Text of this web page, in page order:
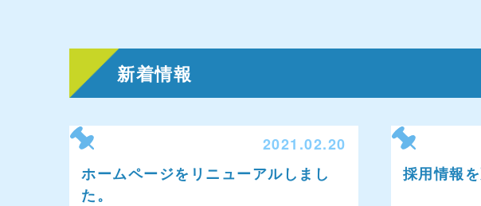
新着情報
2021.02.20
ホームページをリニューアルしまし
た。
採用情報